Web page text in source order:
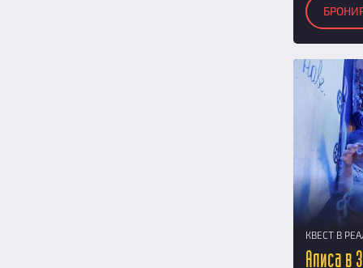
КВЕСТ В
Алиса в